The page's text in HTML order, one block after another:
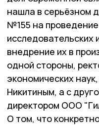
нашла в серьёзном
№155 на
исследовательских
внедрение их в
одной стороны,
экономических
Никитиным, а с
директором ООО
О том, что